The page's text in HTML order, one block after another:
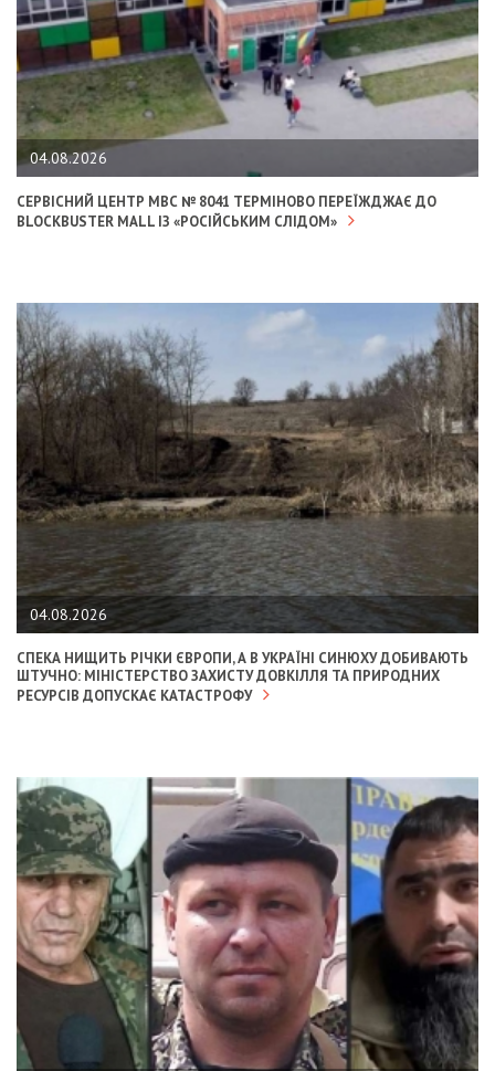
04.08.2026
СЕРВІСНИЙ ЦЕНТР МВС № 8041 ТЕРМІНОВО ПЕРЕЇЖДЖАЄ ДО
BLOCKBUSTER MALL ІЗ «РОСІЙСЬКИМ СЛІДОМ»
04.08.2026
СПЕКА НИЩИТЬ РІЧКИ ЄВРОПИ, А В УКРАЇНІ СИНЮХУ ДОБИВАЮТЬ
ШТУЧНО: МІНІСТЕРСТВО ЗАХИСТУ ДОВКІЛЛЯ ТА ПРИРОДНИХ
РЕСУРСІВ ДОПУСКАЄ КАТАСТРОФУ